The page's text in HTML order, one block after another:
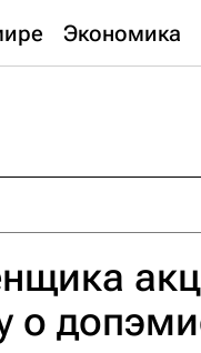
Экономика
о